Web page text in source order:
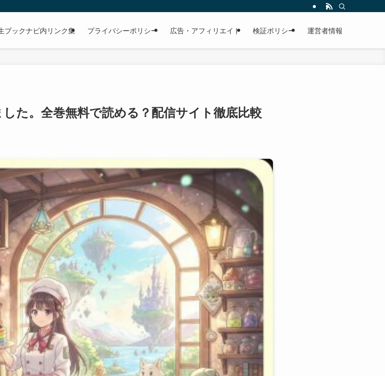
ブックナビ内リンク集 プライバシーポリシー 広告・アフィリエイト 検証ポリシー 運営者情報
た。全巻無料で読める？配信サイト徹底比較